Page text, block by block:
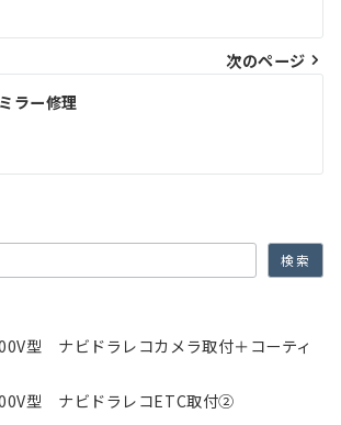
次のページ
ラー修理
検索
型 ナビドラレコカメラ取付＋コーティ
型 ナビドラレコETC取付②